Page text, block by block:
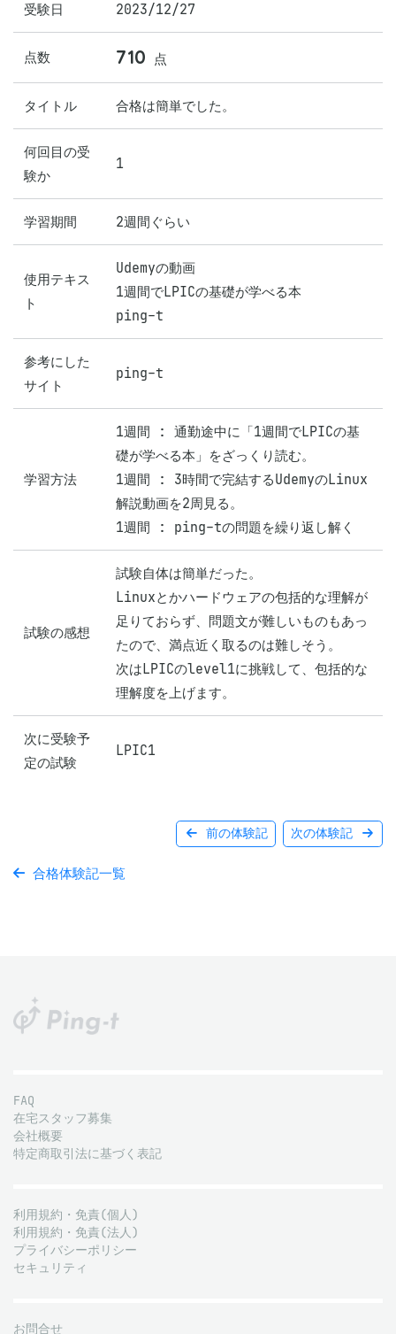
受験日 2023/12/27
点数 710 点
タイトル 合格は簡単でした。
何回目の受
験か
1
学習期間 2週間ぐらい
使用テキス
ト
Udemyの動画
1週間でLPICの基礎が学べる本
ping-t
参考にした
サイト
ping-t
学習方法
1週間 : 通勤途中に「1週間でLPICの基
礎が学べる本」をざっくり読む。
1週間 : 3時間で完結するUdemyのLinux
解説動画を2周見る。
1週間 : ping-tの問題を繰り返し解く
試験の感想
試験自体は簡単だった。
Linuxとかハードウェアの包括的な理解が
足りておらず、問題文が難しいものもあっ
たので、満点近く取るのは難しそう。
次はLPICのlevel1に挑戦して、包括的な
理解度を上げます。
次に受験予
定の試験
LPIC1
前の体験記 次の体験記
合格体験記一覧
FAQ
在宅スタッフ募集
会社概要
特定商取引法に基づく表記
利用規約・免責(個人)
利用規約・免責(法人)
プライバシーポリシー
セキュリティ
お問合せ